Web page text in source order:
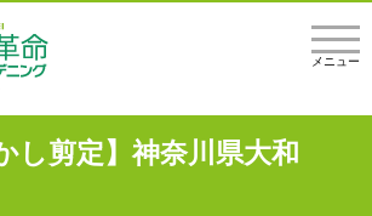
メニュー
し剪定】神奈川県大和